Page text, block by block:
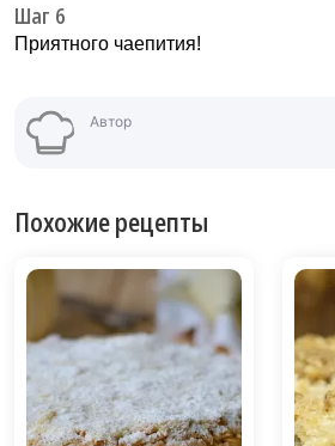
Шаг 6
Приятного чаепития!
Автор
Похожие рецепты